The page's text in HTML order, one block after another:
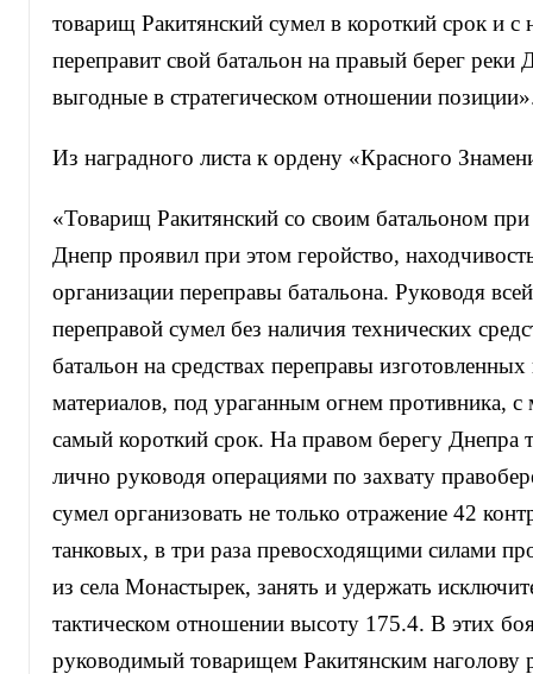
товарищ Ракитянский сумел в короткий срок и
переправит свой батальон на правый берег реки
выгодные в стратегическом отношении
Из наградного листа к ордену «Красного
«Товарищ Ракитянский со своим батальоном
Днепр проявил при этом геройство,
организации переправы батальона. Руководя
переправой сумел без наличия технических
батальон на средствах переправы
материалов, под ураганным огнем противника,
самый короткий срок. На правом берегу Днепра
лично руководя операциями по захвату
сумел организовать не только отражение 42
танковых, в три раза превосходящими силами
из села Монастырек, занять и удержать
тактическом отношении высоту 175.4. В этих
руководимый товарищем Ракитянским наголову